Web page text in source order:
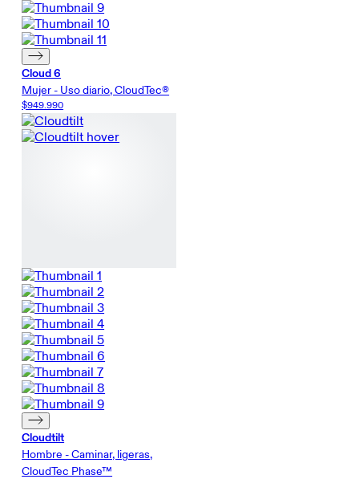
Cloud 6
Mujer - Uso diario, CloudTec®
$949.990
Cloudtilt
Hombre - Caminar, ligeras,
CloudTec Phase™